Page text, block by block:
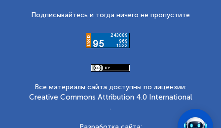
Подписывайтесь и тогда ничего не пропустите
Все материалы сайта доступны по лицензии:
Creative Commons Attribution 4.0 International
.